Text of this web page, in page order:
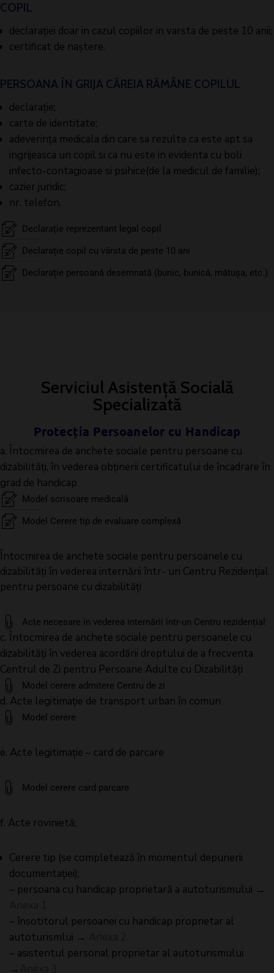
COPIL
declarației doar in cazul copiilor in varsta de peste 10 anii;
certificat de naștere.
PERSOANA ÎN GRIJA CĂREIA RĂMÂNE COPILUL
declarație;
carte de identitate;
adeverința medicala din care sa rezulte ca este apt sa
ingrijeasca un copil si ca nu este in evidenta cu boli
infecto-contagioase si psihice(de la medicul de familie);
cazier juridic;
nr. telefon.
Declarație reprezentant legal copil
Declarație copil cu vârsta de peste 10 ani
Declarație persoană desemnată (bunic, bunică, mătușa, etc.)
Serviciul Asistență Socială
Specializată
Protecția Persoanelor cu Handicap
a. Întocmirea de anchete sociale pentru persoane cu
dizabilități, în vederea obținerii certificatului de încadrare în
grad de handicap
Model scrisoare medicală
Model Cerere tip de evaluare complexă
Întocmirea de anchete sociale pentru persoanele cu
dizabilități în vederea internării într- un Centru Rezidențial
pentru persoane cu dizabilități
Acte necesare în vederea internării într-un Centru rezidențial
c. Întocmirea de anchete sociale pentru persoanele cu
dizabilități în vederea acordării dreptului de a frecventa
Centrul de Zi pentru Persoane Adulte cu Dizabilități
Model cerere admitere Centru de zi
d. Acte legitimație de transport urban în comun
Model cerere
e. Acte legitimație – card de parcare
Model cerere card parcare
f. Acte rovinietă;
Cerere tip (se completează în momentul depunerii
documentaţiei);
– persoana cu handicap proprietară a autoturismului →
– însotitorul persoanei cu handicap proprietar al
autoturismlui →
– asistentul personal proprietar al autoturismului
→